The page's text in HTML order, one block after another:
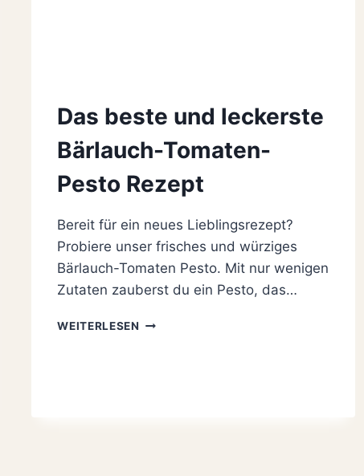
Das beste und leckerste
Bärlauch-Tomaten-
Pesto Rezept
Bereit für ein neues Lieblingsrezept?
Probiere unser frisches und würziges
Bärlauch-Tomaten Pesto. Mit nur wenigen
Zutaten zauberst du ein Pesto, das…
WEITERLESEN DAS